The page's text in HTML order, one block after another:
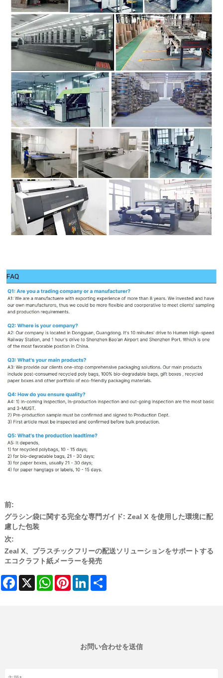
前:
グラシン袋に関する完全な専門ガイド: Zeal X を使用した環境に配
慮した包装
次:
Zeal X、プラスチックフリーの配送ソリューションをサポートする
エコクラフト紙メーラーを発売
Facebook
X WhatsAppPinterestLinkedIn
お問い合わせを送信